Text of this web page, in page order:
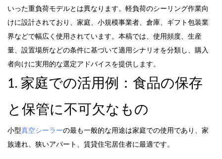
いった重負荷モデルとは異なります。軽負荷のシーリング作業向
けに設計されており、家庭、小規模事業者、倉庫、ギフト包装業
界などで幅広く使用されています。本稿では、使用頻度、生産
量、設置場所などの条件に基づいて適用シナリオを分類し、購入
者向けに実用的な選定アドバイスを提供します。
1. 家庭での活用例：食品の保存
と保管に不可欠なもの
小型真空シーラーの最も一般的な用途は家庭での使用であり、家
族連れ、狭いアパート、賃貸住宅居住者に最適です。